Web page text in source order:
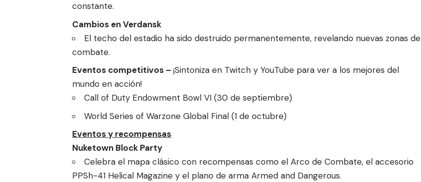
constante.
Cambios en Verdansk
El techo del estadio ha sido destruido permanentemente, revelando nuevas zonas de
combate.
Eventos competitivos – ¡Sintoniza en Twitch y YouTube para ver a los mejores del
mundo en acción!
Call of Duty Endowment Bowl VI (30 de septiembre)
World Series of Warzone Global Final (1 de octubre)
Eventos y recompensas
Nuketown Block Party
Celebra el mapa clásico con recompensas como el Arco de Combate, el accesorio
PPSh-41 Helical Magazine y el plano de arma Armed and Dangerous.